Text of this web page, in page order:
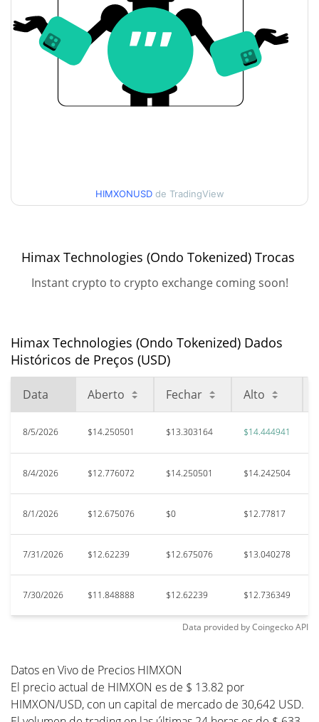
A mudança de ontem 3.64%
Volume de ontem $336.97035
Histórico do preço do Himax Technologies (Ondo
30 dias Baixa / 30 dias
Alta
$12.773992 / $14.444941
Alta
$13.303164 / $13.383677
52 Semana Baixa / 52
Máxima de todos os
tempos
$19.03
Baixa de todos os tempos
HIMXONUSD de TradingView
Himax Technologies (Ondo Tokenized) Trocas
Instant crypto to crypto exchange coming soon!
Himax Technologies (Ondo Tokenized) Dados
Históricos de Preços (USD)
Data Aberto Fechar Alto
8/5/2026 $14.250501 $13.303164 $14.444941
8/4/2026 $12.776072 $14.250501 $14.242504
8/1/2026 $12.675076 $0 $12.77817
7/31/2026 $12.62239 $12.675076 $13.040278
7/30/2026 $11.848888 $12.62239 $12.736349
Data provided byCoingeckoAPI
Datos en Vivo de Precios HIMXON
El precio actual de HIMXON es de $ 13.82 por
HIMXON/USD, con un capital de mercado de 30,642 USD.